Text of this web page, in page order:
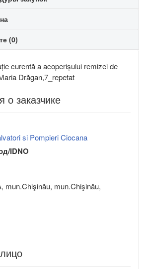
(0)
curentă a acoperișului remizei de
Drăgan,7_repetat
заказчике
si Pompieri Ciocana
IDNO
mun.Chişinău, mun.Chişinău,